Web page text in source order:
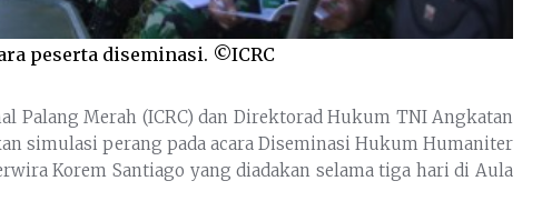
peserta diseminasi. ©ICRC
Palang Merah (ICRC) dan Direktorad Hukum TNI Angkatan
simulasi perang pada acara Diseminasi Hukum Humaniter
Korem Santiago yang diadakan selama tiga hari di Aula